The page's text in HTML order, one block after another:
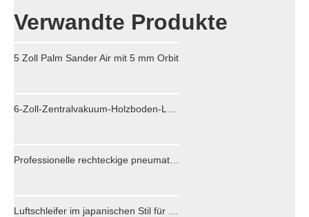
Verwandte Produkte
5 Zoll Palm Sander Air mit 5 mm Orbit